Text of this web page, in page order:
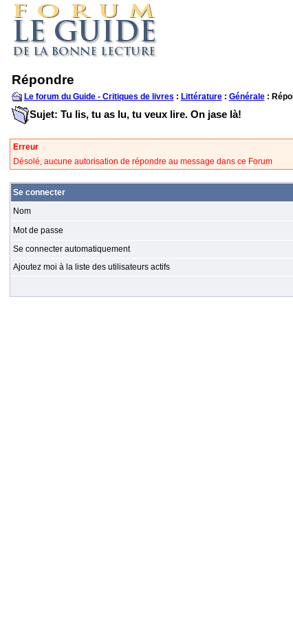
Répondre
Le forum du Guide - Critiques de livres : Littérature: Générale:
Sujet: Tu lis, tu as lu, tu veux lire. On jase là!
Erreur
Désolé, aucune autorisation de répondre au message dans ce Forum
Se connecter
Nom
Mot de passe
Se connecter automatiquement
Ajoutez moi à la liste des utilisateurs actifs